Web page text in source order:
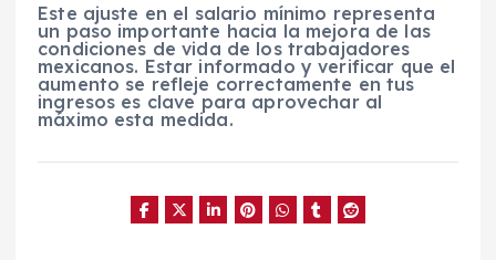
Este ajuste en el salario mínimo representa
un paso importante hacia la mejora de las
condiciones de vida de los trabajadores
mexicanos. Estar informado y verificar que el
aumento se refleje correctamente en tus
ingresos es clave para aprovechar al
máximo esta medida.